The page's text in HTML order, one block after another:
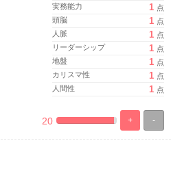
実務能力
1 点
頭脳
1 点
人脈
1 点
リーダーシップ
1 点
地盤
1 点
カリスマ性
1 点
人間性
1 点
-
+
%
100%
20